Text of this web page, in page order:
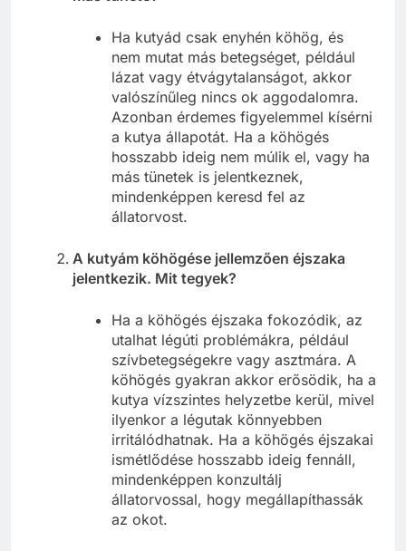
Ha kutyád csak enyhén köhög, és
nem mutat más betegséget, például
lázat vagy étvágytalanságot, akkor
valószínűleg nincs ok aggodalomra.
Azonban érdemes figyelemmel kísérni
a kutya állapotát. Ha a köhögés
hosszabb ideig nem múlik el, vagy ha
más tünetek is jelentkeznek,
mindenképpen keresd fel az
állatorvost.
A kutyám köhögése jellemzően éjszaka
jelentkezik. Mit tegyek?
Ha a köhögés éjszaka fokozódik, az
utalhat légúti problémákra, például
szívbetegségekre vagy asztmára. A
köhögés gyakran akkor erősödik, ha a
kutya vízszintes helyzetbe kerül, mivel
ilyenkor a légutak könnyebben
irritálódhatnak. Ha a köhögés éjszakai
ismétlődése hosszabb ideig fennáll,
mindenképpen konzultálj
állatorvossal, hogy megállapíthassák
az okot.